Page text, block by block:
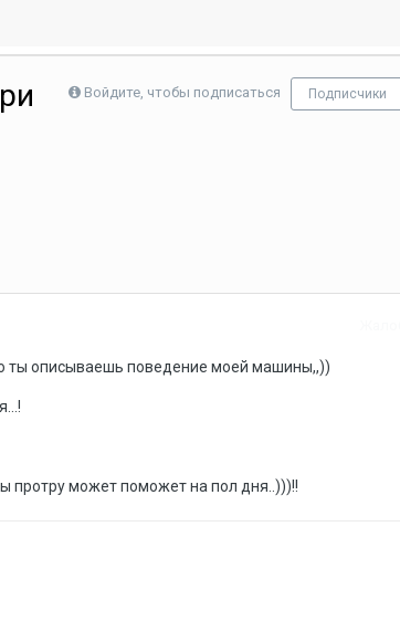
Войдите, чтобы подписаться Подписчики
ты описываешь поведение моей машины,,))
протру может поможет на пол дня..)))!!